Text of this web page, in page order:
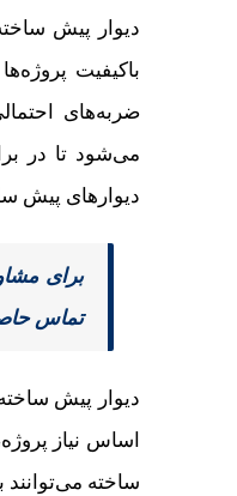
دیوار پیش
باکیفیت
ضربه‌های
می‌شود تا در
دیوارهای پیش
برای
تماس
دیوار پیش
اساس نیاز
ساخته